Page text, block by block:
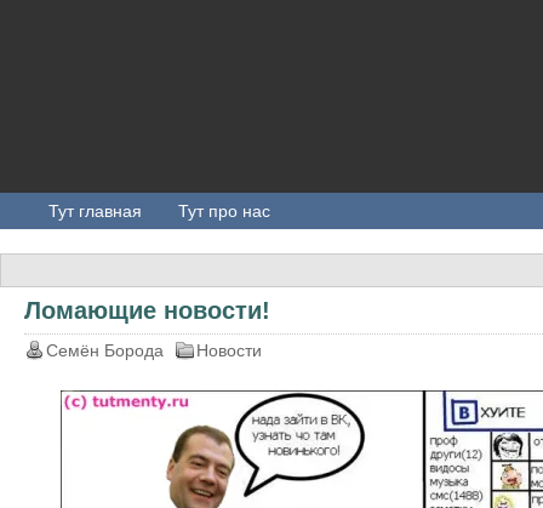
Тут главная Тут про нас
Ломающие новости!
Семён Борода Новости